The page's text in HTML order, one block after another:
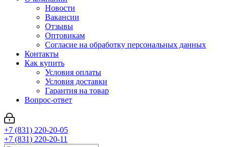
Новости
Вакансии
Отзывы
Оптовикам
Cогласие на обработку персональных данных
Контакты
Как купить
Условия оплаты
Условия доставки
Гарантия на товар
Вопрос-ответ
+7 (831) 220-20-05
+7 (831) 220-20-11